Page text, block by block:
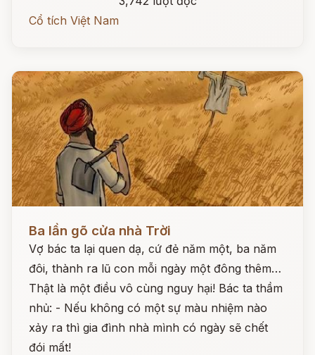
Cổ tích Việt Nam
Đọc ngay
Ba lần gõ cửa nhà Trời
Vợ bác ta lại quen dạ, cứ đẻ năm một, ba năm
đôi, thành ra lũ con mỗi ngày một đông thêm…
Thật là một điều vô cùng nguy hại! Bác ta thầm
nhủ: - Nếu không có một sự màu nhiệm nào
xảy ra thì gia đình nhà mình có ngày sẽ chết
đói mất!